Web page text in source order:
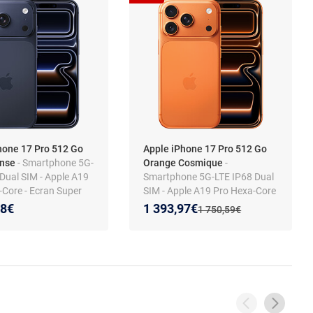
17 Pro 512 Go
- Smartphone 5G-
SIM - Apple A19
- Ecran Super
OLED 6.3" 1206 x
Go - NFC/Bluetooth
Apple iPhone 17 Pro 512 Go
Orange Cosmique -
Smartphone 5G-LTE IP68 Dual
SIM - Apple A19 Pro Hexa-Core
- Ecran Super Retina XDR
OLED 6.3" 1206 x 2622 - 512
Ancien prix :
1 750,59€
Nouveau prix :
1 393,97€
Réduction de :